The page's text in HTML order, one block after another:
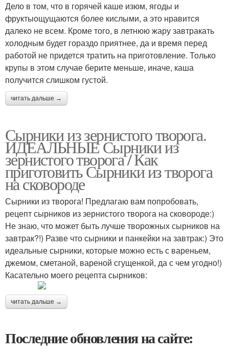
Дело в том, что в горячей каше изюм, ягоды и
фруктыощущаются более кислыми, а это нравится
далеко не всем. Кроме того, в летнюю жару завтракать
холодным будет гораздо приятнее, да и время перед
работой не придется тратить на приготовление. Только
крупы в этом случае берите меньше, иначе, каша
получится слишком густой.
читать дальше →
Сырники из зернистого творога.
ИДЕАЛЬНЫЕ Сырники из
зернистого творога / Как
приготовить Сырники из творога
на сковороде
Сырники из творога! Предлагаю вам попробовать,
рецепт сырников из зернистого творога на сковороде:)
Не знаю, что может быть лучше творожных сырников на
завтрак?!) Разве что сырники и панкейки на завтрак:) Это
идеальные сырники, которые можно есть с вареньем,
джемом, сметаной, вареной сгущенкой, да с чем угодно!)
Касательно моего рецепта сырников:
читать дальше →
Последние обновления на сайте: